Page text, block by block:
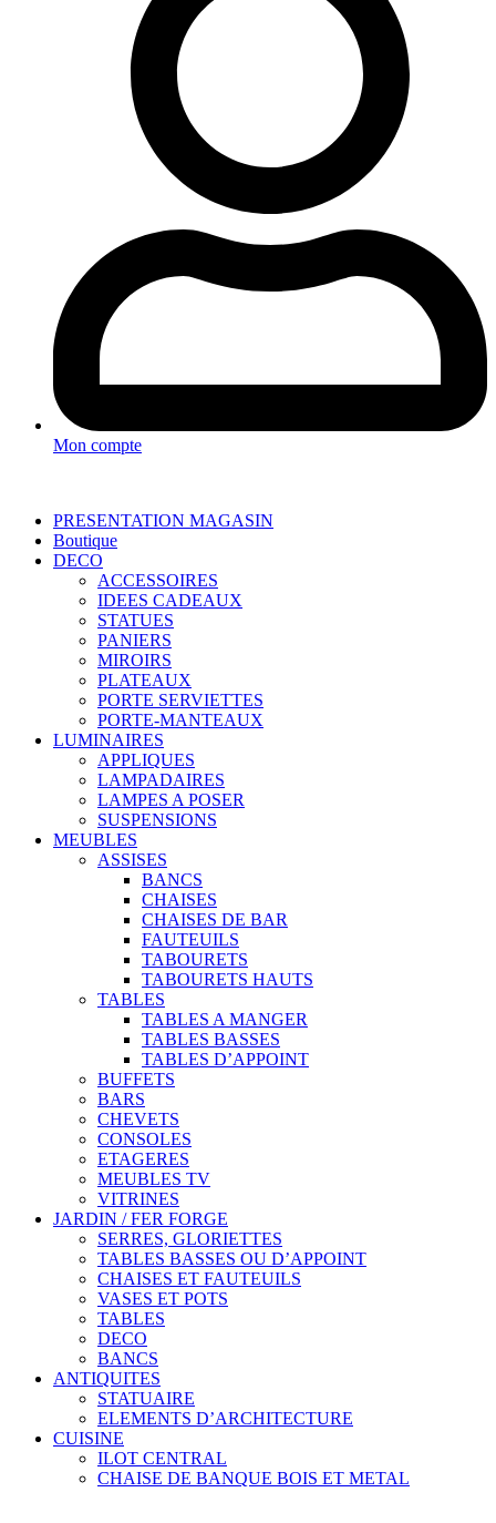
Mon compte
PRESENTATION MAGASIN
Boutique
DECO
ACCESSOIRES
IDEES CADEAUX
STATUES
PANIERS
MIROIRS
PLATEAUX
PORTE SERVIETTES
PORTE-MANTEAUX
LUMINAIRES
APPLIQUES
LAMPADAIRES
LAMPES A POSER
SUSPENSIONS
MEUBLES
ASSISES
BANCS
CHAISES
CHAISES DE BAR
FAUTEUILS
TABOURETS
TABOURETS HAUTS
TABLES
TABLES A MANGER
TABLES BASSES
TABLES D’APPOINT
BUFFETS
BARS
CHEVETS
CONSOLES
ETAGERES
MEUBLES TV
VITRINES
JARDIN / FER FORGE
SERRES, GLORIETTES
TABLES BASSES OU D’APPOINT
CHAISES ET FAUTEUILS
VASES ET POTS
TABLES
DECO
BANCS
ANTIQUITES
STATUAIRE
ELEMENTS D’ARCHITECTURE
CUISINE
ILOT CENTRAL
CHAISE DE BANQUE BOIS ET METAL